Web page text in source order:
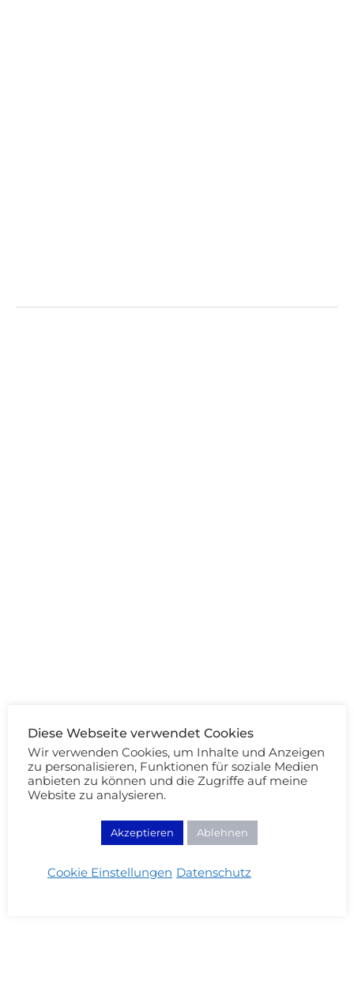
Diese Webseite verwendet Cookies
Wir verwenden Cookies, um Inhalte und Anzeigen
zu personalisieren, Funktionen für soziale Medien
anbieten zu können und die Zugriffe auf meine
Website zu analysieren.
Akzeptieren Ablehnen
Cookie Einstellungen Datenschutz